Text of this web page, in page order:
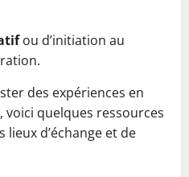
ou d’initiation au
des expériences en
quelques ressources
d’échange et de